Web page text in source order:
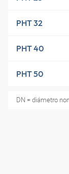
PHT 32
PHT 40
PHT 50
DN = diámetro